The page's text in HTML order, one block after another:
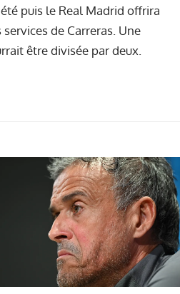
puis le Real Madrid offrira
de Carreras. Une
être divisée par deux.